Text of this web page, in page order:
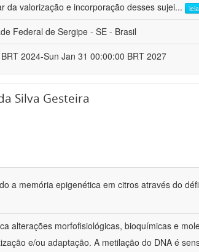
da valorização e incorporação desses sujei...
Federal de Sergipe - SE - Brasil
2024-Sun Jan 31 00:00:00 BRT 2027
Silva Gesteira
a memória epigenética em citros através do
alterações morfofisiológicas, bioquímicas e
e/ou adaptação. A metilação do DNA é